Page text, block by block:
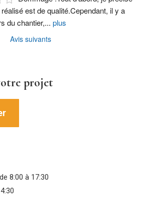
est de qualité.Cependant, il y a
du chantier,... plus
Avis suivants
projet
8:00 à 17:30